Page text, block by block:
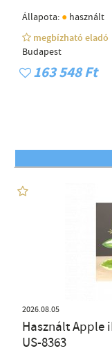
Állapota: ● használt
megbízható eladó
Budapest
163 548 Ft
2026.08.05
Használt Apple
US-8363